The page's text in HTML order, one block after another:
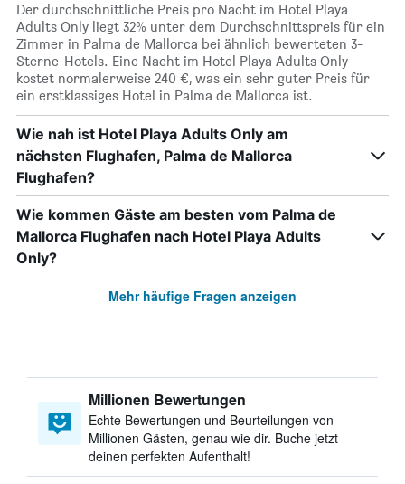
Der durchschnittliche Preis pro Nacht im Hotel Playa
Adults Only liegt 32% unter dem Durchschnittspreis für ein
Zimmer in Palma de Mallorca bei ähnlich bewerteten 3-
Sterne-Hotels. Eine Nacht im Hotel Playa Adults Only
kostet normalerweise 240 €, was ein sehr guter Preis für
ein erstklassiges Hotel in Palma de Mallorca ist.
Wie nah ist Hotel Playa Adults Only am
nächsten Flughafen, Palma de Mallorca
Flughafen?
Wie kommen Gäste am besten vom Palma de
Mallorca Flughafen nach Hotel Playa Adults
Only?
Mehr häufige Fragen anzeigen
Millionen Bewertungen
Echte Bewertungen und Beurteilungen von
Millionen Gästen, genau wie dir. Buche jetzt
deinen perfekten Aufenthalt!